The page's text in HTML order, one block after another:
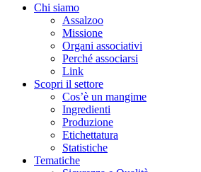
Chi siamo
Assalzoo
Missione
Organi associativi
Perché associarsi
Link
Scopri il settore
Cos’è un mangime
Ingredienti
Produzione
Etichettatura
Statistiche
Tematiche